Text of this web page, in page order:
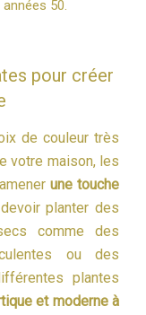
50.
pour créer
de couleur très
votre maison, les
une touche
planter des
comme des
ou des
plantes
et moderne à